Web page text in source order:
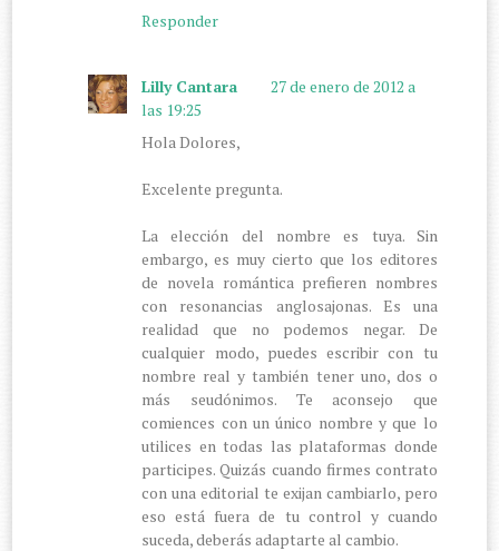
Responder
Lilly Cantara
27 de enero de 2012 a
las 19:25
Hola Dolores,
Excelente pregunta.
La elección del nombre es tuya. Sin
embargo, es muy cierto que los editores
de novela romántica prefieren nombres
con resonancias anglosajonas. Es una
realidad que no podemos negar. De
cualquier modo, puedes escribir con tu
nombre real y también tener uno, dos o
más seudónimos. Te aconsejo que
comiences con un único nombre y que lo
utilices en todas las plataformas donde
participes. Quizás cuando firmes contrato
con una editorial te exijan cambiarlo, pero
eso está fuera de tu control y cuando
suceda, deberás adaptarte al cambio.